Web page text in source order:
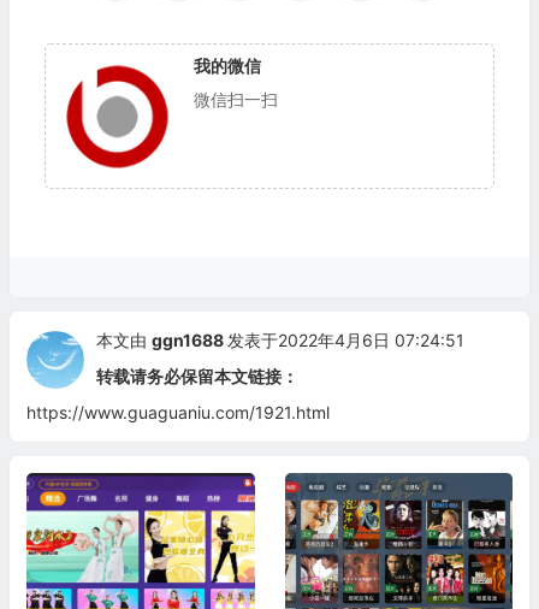
我的微信
微信扫一扫
本文由 ggn1688 发表于2022年4月6日 07:24:51
转载请务必保留本文链接：
https://www.guaguaniu.com/1921.html